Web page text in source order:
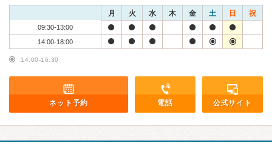
月 火 水 木 金 土 日 祝
09:30-13:00
14:00-18:00
14:00-16:30
ネット予約 電話 公式サイト